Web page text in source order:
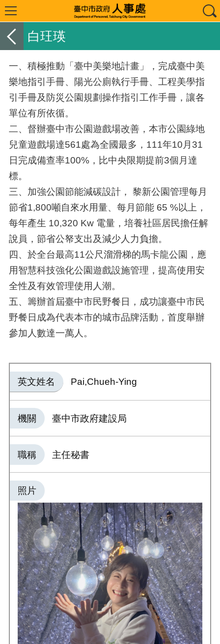
白玨瑛
一、積極推動「臺中美樂地計畫」，完成臺中美
樂地指引手冊、陽光公廁執行手冊、工程美學指
引手冊及防災公園規劃操作指引工作手冊，讓各
單位有所依循。
二、督辦臺中市公園遊戲場改善，本市公園綠地
兒童遊戲場達561處為全國最多，111年10月31
日完成備查率100%，比中央限期提前3個月達
標。
三、加強公園節能減碳設計， 黎新公園管理每月
節省1,800噸自來水用量、每月節能 65 %以上，
每年產生 10,320 Kw 電量，培養社區居民擔任解
說員，節省公帑支出及減少人力負擔。
四、於全台最高11公尺溜滑梯的馬卡龍公園，應
用智慧科技強化公園遊戲設施管理，提高使用安
全性及有效管理使用人潮。
五、籌辦首屆臺中市民野餐日，成功讓臺中市民
野餐日成為代表本市的城市品牌活動，首度舉辦
參加人數達一萬人。
英文姓名 Pai,Chueh-Ying
機關 臺中市政府建設局
職稱 主任秘書
照片